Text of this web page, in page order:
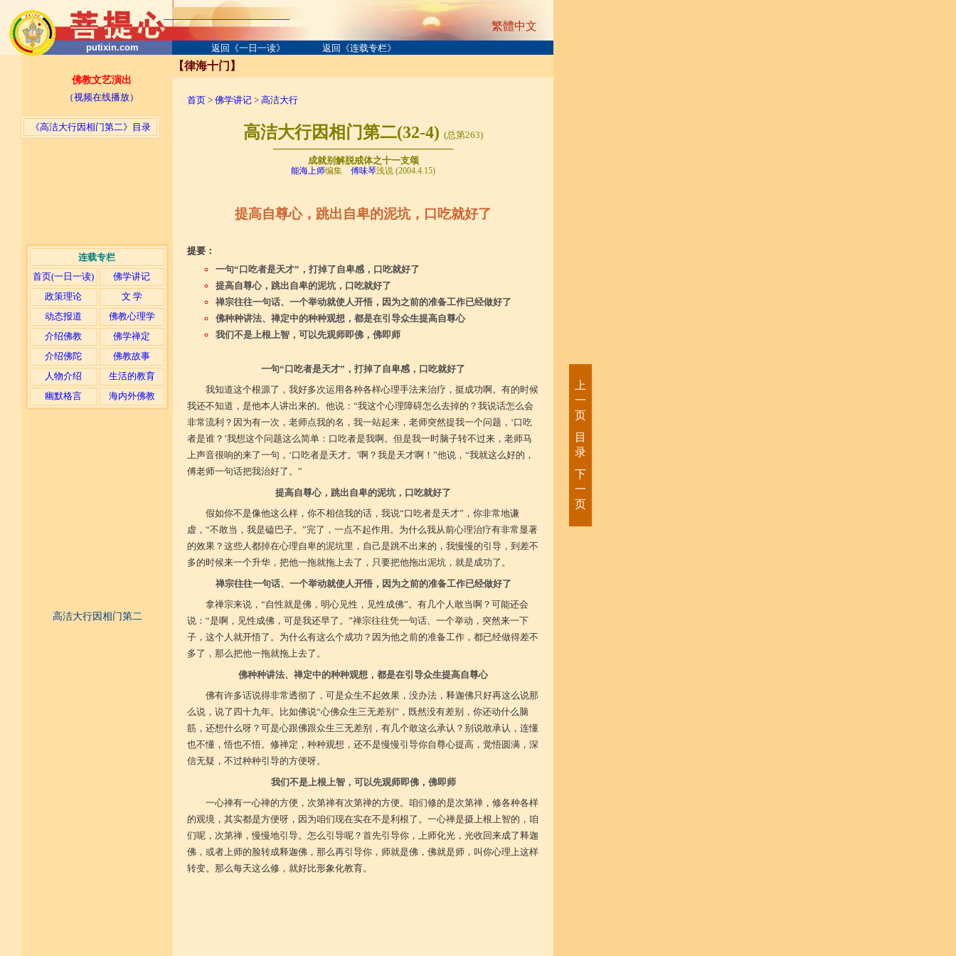
《高洁大行因相门第二》目录
putixin.com 返回《一日一读》 返回《连载专栏》
佛教文艺演出
（视频在线播放）
连载专栏
首页(一日一读)
佛学讲记
政策理论
文 学
动态报道
佛教心理学
介绍佛教
佛学禅定
介绍佛陀
佛教故事
人物介绍
生活的教育
幽默格言
海内外佛教
【律海十门】
首页 > 佛学讲记 > 高洁大行
高洁大行因相门第二(32-4) (总第263)
───────────────────────
成就别解脱戒体之十一支颂
能海上师编集 傅味琴浅说 (2004.4.15)
提高自尊心，跳出自卑的泥坑，口吃就好了
提要：
一句“口吃者是天才”，打掉了自卑感，口吃就好了
提高自尊心，跳出自卑的泥坑，口吃就好了
禅宗往往一句话、一个举动就使人开悟，因为之前的准备工作已经做好了
佛种种讲法、禅定中的种种观想，都是在引导众生提高自尊心
我们不是上根上智，可以先观师即佛，佛即师
一句“口吃者是天才”，打掉了自卑感，口吃就好了
我知道这个根源了，我好多次运用各种各样心理手法来治疗，挺成功啊。有的时候
我还不知道，是他本人讲出来的。他说：“我这个心理障碍怎么去掉的？我说话怎么会
非常流利？因为有一次，老师点我的名，我一站起来，老师突然提我一个问题，‘口吃
者是谁？’我想这个问题这么简单：口吃者是我啊。但是我一时脑子转不过来，老师马
上声音很响的来了一句，‘口吃者是天才。’啊？我是天才啊！”他说，“我就这么好的，
傅老师一句话把我治好了。”
提高自尊心，跳出自卑的泥坑，口吃就好了
假如你不是像他这么样，你不相信我的话，我说“口吃者是天才”，你非常地谦
虚，“不敢当，我是磕巴子。”完了，一点不起作用。为什么我从前心理治疗有非常显著
的效果？这些人都掉在心理自卑的泥坑里，自己是跳不出来的，我慢慢的引导，到差不
多的时候来一个升华，把他一拖就拖上去了，只要把他拖出泥坑，就是成功了。
禅宗往往一句话、一个举动就使人开悟，因为之前的准备工作已经做好了
拿禅宗来说，“自性就是佛，明心见性，见性成佛”。有几个人敢当啊？可能还会
说：“是啊，见性成佛，可是我还早了。”禅宗往往凭一句话、一个举动，突然来一下
子，这个人就开悟了。为什么有这么个成功？因为他之前的准备工作，都已经做得差不
多了，那么把他一拖就拖上去了。
佛种种讲法、禅定中的种种观想，都是在引导众生提高自尊心
佛有许多话说得非常透彻了，可是众生不起效果，没办法，释迦佛只好再这么说那
么说，说了四十九年。比如佛说“心佛众生三无差别”，既然没有差别，你还动什么脑
筋，还想什么呀？可是心跟佛跟众生三无差别，有几个敢这么承认？别说敢承认，连懂
也不懂，悟也不悟。修禅定，种种观想，还不是慢慢引导你自尊心提高，觉悟圆满，深
信无疑，不过种种引导的方便呀。
我们不是上根上智，可以先观师即佛，佛即师
一心禅有一心禅的方便，次第禅有次第禅的方便。咱们修的是次第禅，修各种各样
的观境，其实都是方便呀，因为咱们现在实在不是利根了。一心禅是摄上根上智的，咱
们呢，次第禅，慢慢地引导。怎么引导呢？首先引导你，上师化光，光收回来成了释迦
佛，或者上师的脸转成释迦佛，那么再引导你，师就是佛，佛就是师，叫你心理上这样
转变。那么每天这么修，就好比形象化教育。
繁體中文
高洁大行因相门第二
上
一
页
目
录
下
一
页